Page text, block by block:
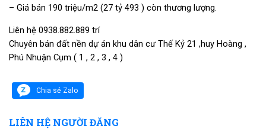
– Giá bán 190 triệu/m2 (27 tỷ 493 ) còn thương lượng.
Liên hệ 0938.882.889 trí
Chuyên bán đất nền dự án khu dân cư Thế Kỷ 21 ,huy Hoàng ,
Phú Nhuận Cụm ( 1 , 2 , 3 , 4 )
Chia sẻ Zalo
LIÊN HỆ NGƯỜI ĐĂNG